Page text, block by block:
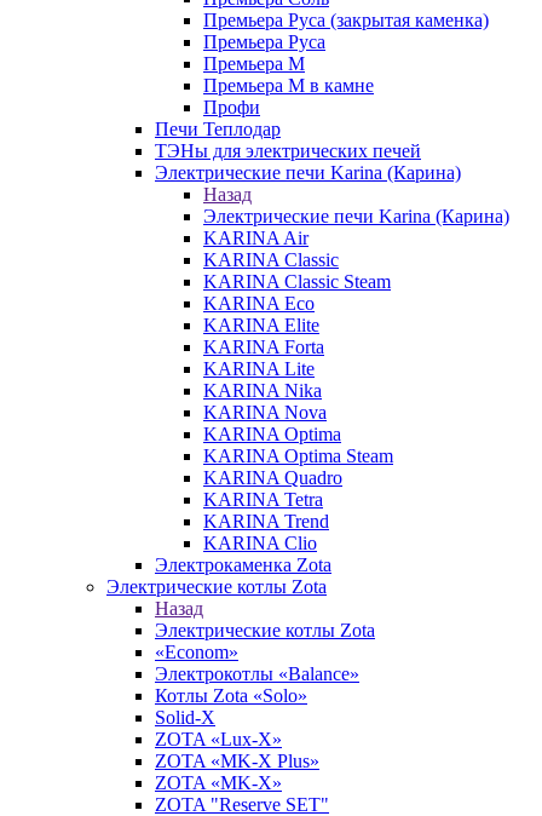
Премьера Руса (закрытая каменка)
Премьера Руса
Премьера М
Премьера М в камне
Профи
Печи Теплодар
ТЭНы для электрических печей
Электрические печи Karina (Карина)
Назад
Электрические печи Karina (Карина)
KARINA Air
KARINA Classic
KARINA Classic Steam
KARINA Eco
KARINA Elite
KARINA Forta
KARINA Lite
KARINA Nika
KARINA Nova
KARINA Optima
KARINA Optima Steam
KARINA Quadro
KARINA Tetra
KARINA Trend
KARINA Clio
Электрокаменка Zota
Электрические котлы Zota
Назад
Электрические котлы Zota
«Econom»
Электрокотлы «Balance»
Котлы Zota «Solo»
Solid-X
ZOTA «Lux-X»
ZOTA «MK-X Plus»
ZOTA «MK-X»
ZOTA "Reserve SET"